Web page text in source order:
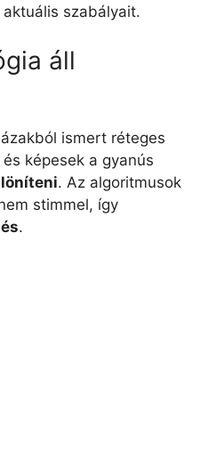
szabályait.
áll
ismert réteges
képesek a gyanús
. Az algoritmusok
stimmel, így
.